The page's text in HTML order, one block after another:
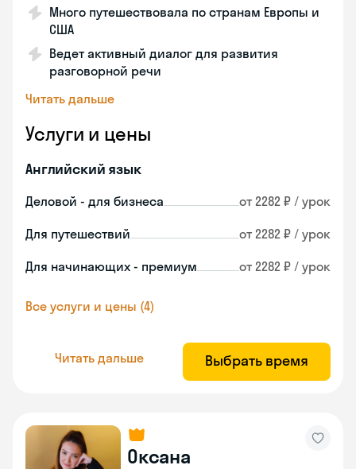
Много путешествовала по странам Европы и
США
Ведет активный диалог для развития
разговорной речи
Читать дальше
Услуги и цены
Английский язык
Деловой - для бизнеса от 2282 ₽ / урок
Для путешествий от 2282 ₽ / урок
Для начинающих - премиум от 2282 ₽ / урок
Все услуги и цены (4)
Читать дальше Выбрать время
Оксана